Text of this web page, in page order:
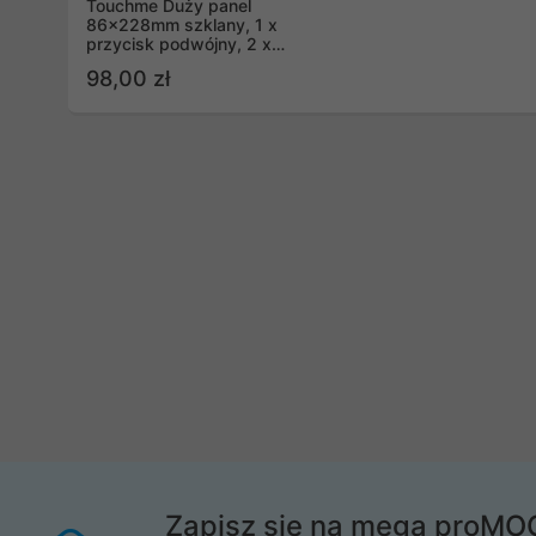
Touchme Duży panel
86x228mm szklany, 1 x
przycisk podwójny, 2 x
TM702728728B
98,00 zł
Zapisz się na mega